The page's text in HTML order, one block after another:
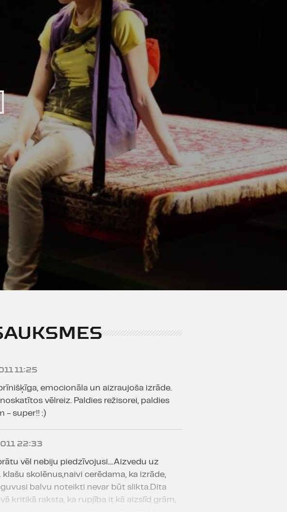
11:25
emocionāla un aizraujoša izrāde.
vēlreiz. Paldies režisorei, paldies
- super!! :)
22:33
vēl nebiju piedzīvojusi....Aizvedu uz
klašu skolēnus,naivi cerēdama, ka izrāde,
balvu noteikti nevar būt slikta.Dita
kritikā raksta, ka rupjība it kā aizslīd grām,